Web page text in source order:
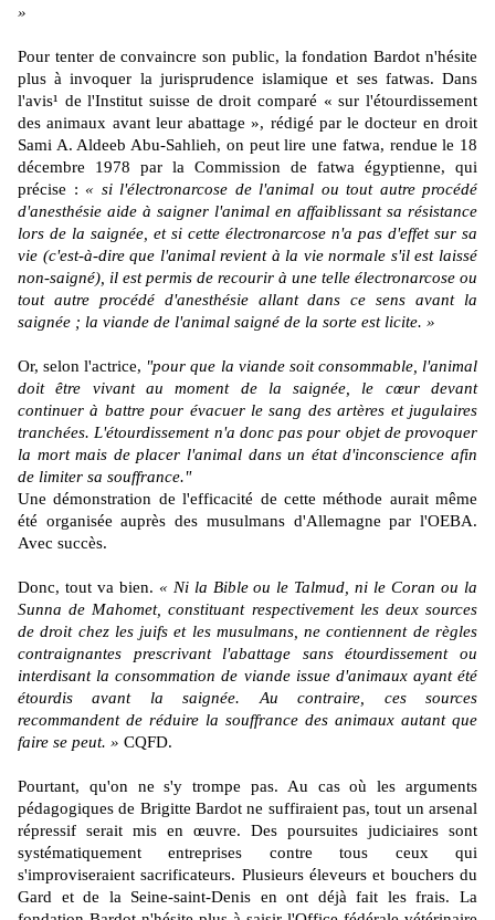
»
Pour tenter de convaincre son public, la fondation Bardot n'hésite
plus à invoquer la jurisprudence islamique et ses fatwas. Dans
l'avis¹ de l'Institut suisse de droit comparé « sur l'étourdissement
des animaux avant leur abattage », rédigé par le docteur en droit
Sami A. Aldeeb Abu-Sahlieh, on peut lire une fatwa, rendue le 18
décembre 1978 par la Commission de fatwa égyptienne, qui
précise : « si l'électronarcose de l'animal ou tout autre procédé
d'anesthésie aide à saigner l'animal en affaiblissant sa résistance
lors de la saignée, et si cette électronarcose n'a pas d'effet sur sa
vie (c'est-à-dire que l'animal revient à la vie normale s'il est laissé
non-saigné), il est permis de recourir à une telle électronarcose ou
tout autre procédé d'anesthésie allant dans ce sens avant la
saignée ; la viande de l'animal saigné de la sorte est licite. »
Or, selon l'actrice, "pour que la viande soit consommable, l'animal
doit être vivant au moment de la saignée, le cœur devant
continuer à battre pour évacuer le sang des artères et jugulaires
tranchées. L'étourdissement n'a donc pas pour objet de provoquer
la mort mais de placer l'animal dans un état d'inconscience afin
de limiter sa souffrance."
Une démonstration de l'efficacité de cette méthode aurait même
été organisée auprès des musulmans d'Allemagne par l'OEBA.
Avec succès.
Donc, tout va bien. « Ni la Bible ou le Talmud, ni le Coran ou la
Sunna de Mahomet, constituant respectivement les deux sources
de droit chez les juifs et les musulmans, ne contiennent de règles
contraignantes prescrivant l'abattage sans étourdissement ou
interdisant la consommation de viande issue d'animaux ayant été
étourdis avant la saignée. Au contraire, ces sources
recommandent de réduire la souffrance des animaux autant que
faire se peut. » CQFD.
Pourtant, qu'on ne s'y trompe pas. Au cas où les arguments
pédagogiques de Brigitte Bardot ne suffiraient pas, tout un arsenal
répressif serait mis en œuvre. Des poursuites judiciaires sont
systématiquement entreprises contre tous ceux qui
s'improviseraient sacrificateurs. Plusieurs éleveurs et bouchers du
Gard et de la Seine-saint-Denis en ont déjà fait les frais. La